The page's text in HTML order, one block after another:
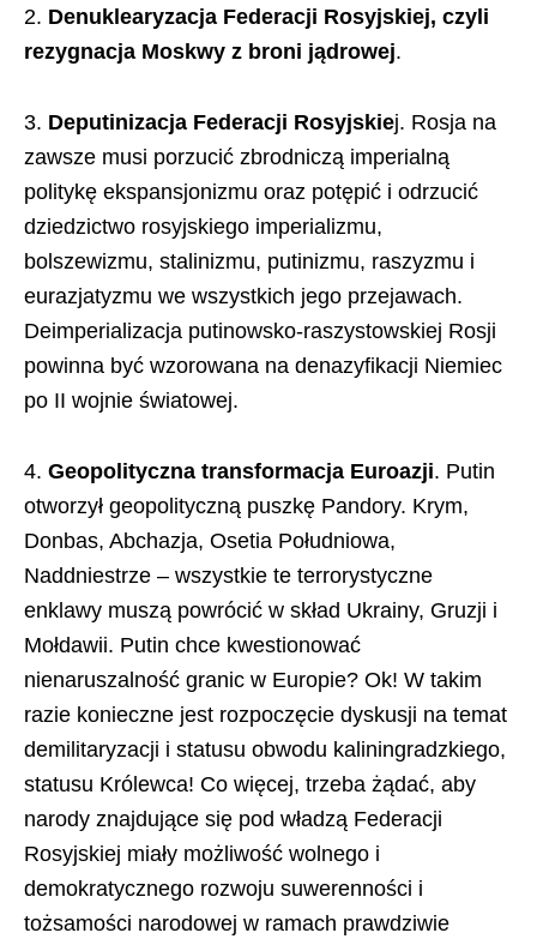
2. Denuklearyzacja Federacji Rosyjskiej, czyli
rezygnacja Moskwy z broni jądrowej.
3. Deputinizacja Federacji Rosyjskiej. Rosja na
zawsze musi porzucić zbrodniczą imperialną
politykę ekspansjonizmu oraz potępić i odrzucić
dziedzictwo rosyjskiego imperializmu,
bolszewizmu, stalinizmu, putinizmu, raszyzmu i
eurazjatyzmu we wszystkich jego przejawach.
Deimperializacja putinowsko-raszystowskiej Rosji
powinna być wzorowana na denazyfikacji Niemiec
po II wojnie światowej.
4. Geopolityczna transformacja Euroazji. Putin
otworzył geopolityczną puszkę Pandory. Krym,
Donbas, Abchazja, Osetia Południowa,
Naddniestrze – wszystkie te terrorystyczne
enklawy muszą powrócić w skład Ukrainy, Gruzji i
Mołdawii. Putin chce kwestionować
nienaruszalność granic w Europie? Ok! W takim
razie konieczne jest rozpoczęcie dyskusji na temat
demilitaryzacji i statusu obwodu kaliningradzkiego,
statusu Królewca! Co więcej, trzeba żądać, aby
narody znajdujące się pod władzą Federacji
Rosyjskiej miały możliwość wolnego i
demokratycznego rozwoju suwerenności i
tożsamości narodowej w ramach prawdziwie